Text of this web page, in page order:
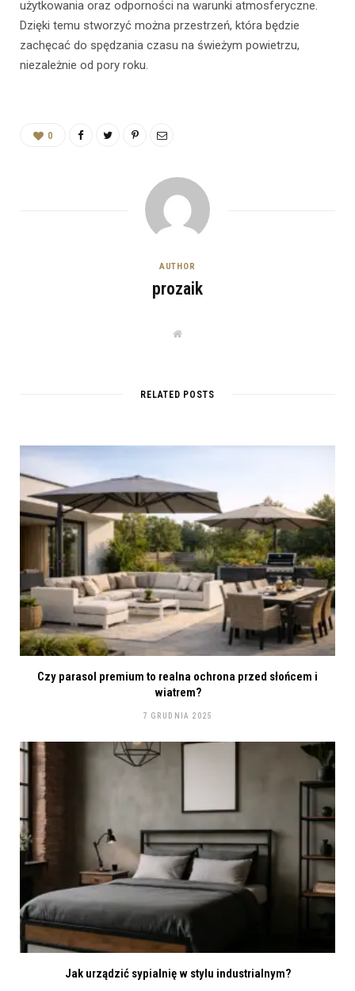
użytkowania oraz odporności na warunki atmosferyczne.
Dzięki temu stworzyć można przestrzeń, która będzie
zachęcać do spędzania czasu na świeżym powietrzu,
niezależnie od pory roku.
0
AUTHOR
prozaik
W
e
RELATED POSTS
Czy parasol premium to realna ochrona przed słońcem i
wiatrem?
7 GRUDNIA 2025
Jak urządzić sypialnię w stylu industrialnym?